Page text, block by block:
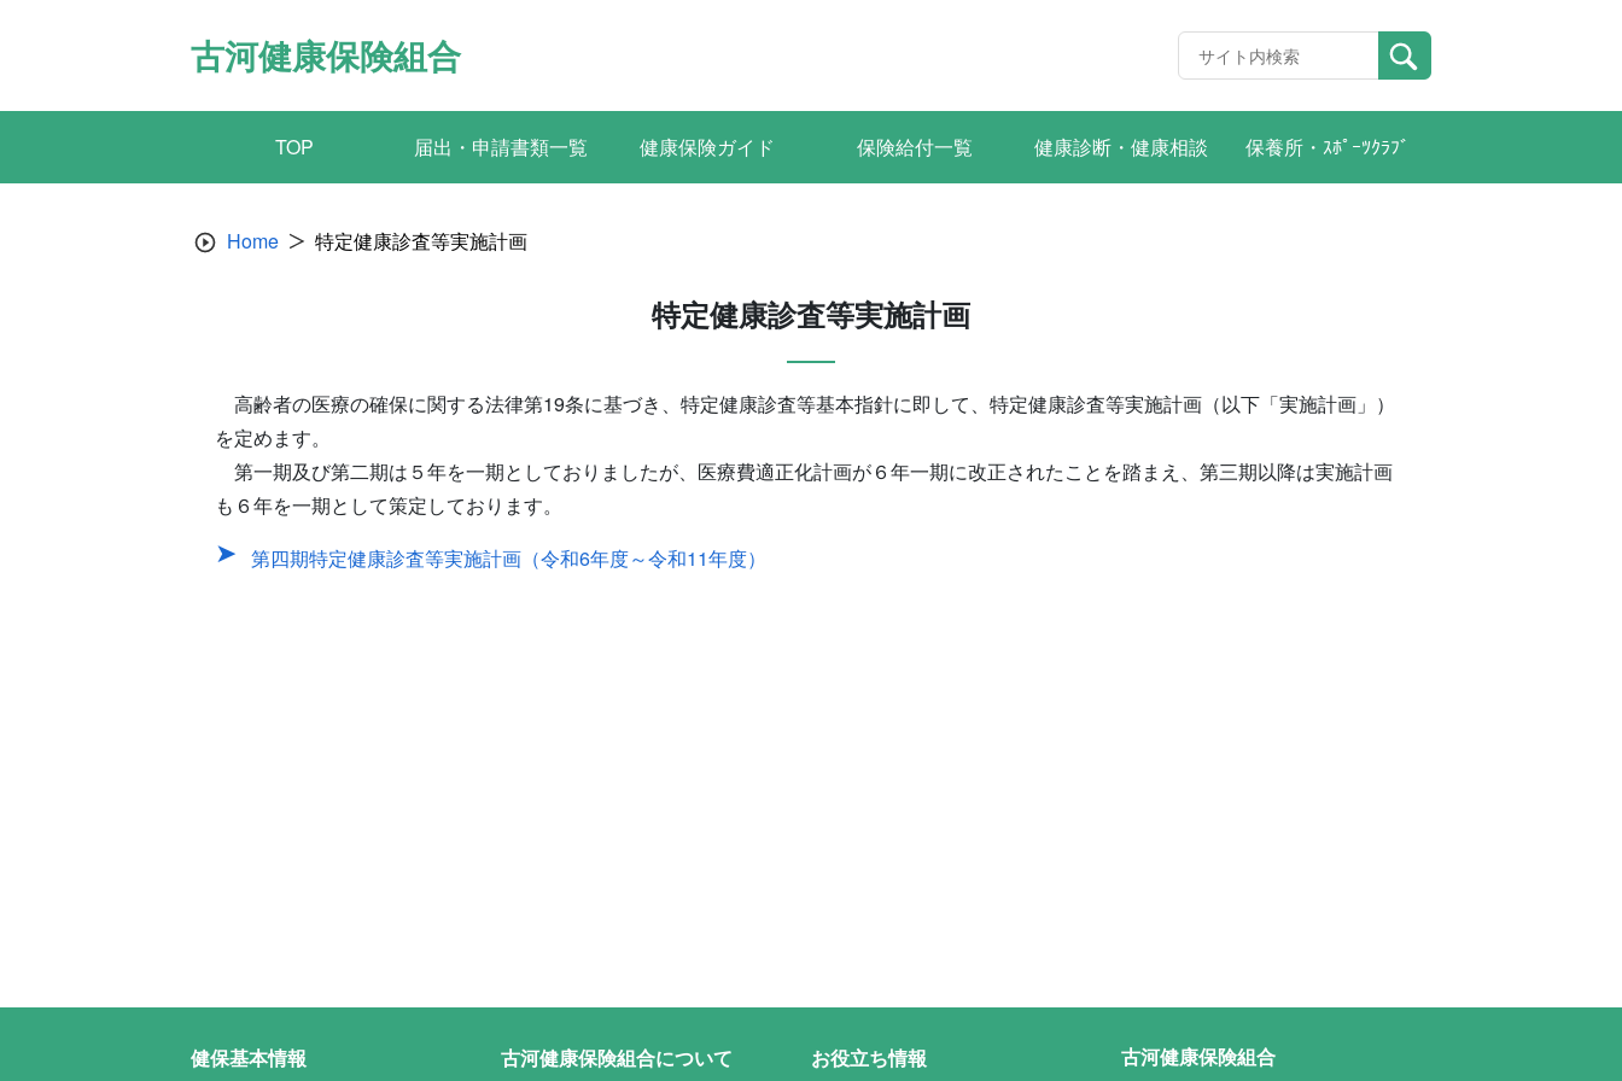
古河健康保険組合
TOP 届出・申請書類一覧 健康保険ガイド 保険給付一覧 健康診断・健康相談 保養所・ｽﾎﾟｰﾂｸﾗﾌﾞ
Home 特定健康診査等実施計画
特定健康診査等実施計画
高齢者の医療の確保に関する法律第19条に基づき、特定健康診査等基本指針に即して、特定健康診査等実施計画（以下「実施計画」）
を定めます。
第一期及び第二期は５年を一期としておりましたが、医療費適正化計画が６年一期に改正されたことを踏まえ、第三期以降は実施計画
も６年を一期として策定しております。
第四期特定健康診査等実施計画（令和6年度～令和11年度）
健保基本情報 古河健康保険組合について お役立ち情報 古河健康保険組合